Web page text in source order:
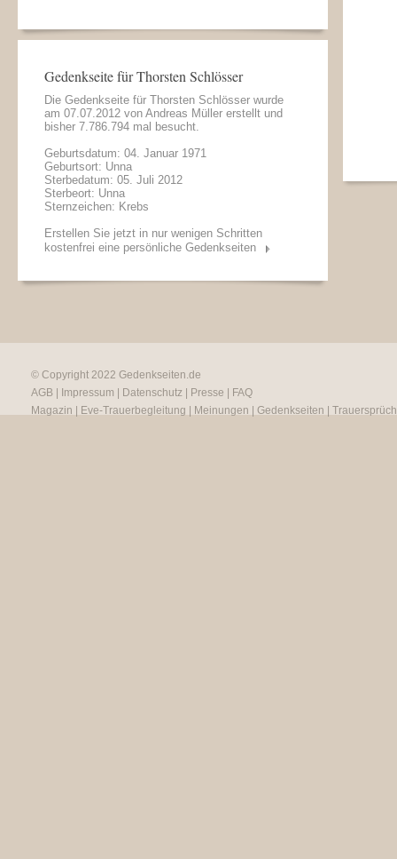
Gedenkseite für Thorsten Schlösser
Die Gedenkseite für Thorsten Schlösser wurde
am 07.07.2012 von Andreas Müller erstellt und
bisher 7.786.794 mal besucht.
Geburtsdatum: 04. Januar 1971
Geburtsort: Unna
Sterbedatum: 05. Juli 2012
Sterbeort: Unna
Sternzeichen: Krebs
Erstellen Sie jetzt in nur wenigen Schritten
kostenfrei eine persönliche Gedenkseiten
© Copyright 2022 Gedenkseiten.de
AGB
Impressum Datenschutz Presse
FAQ
Magazin
Eve-Trauerbegleitung Meinungen Gedenkseiten